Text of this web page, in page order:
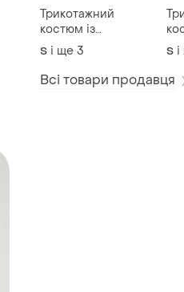
Трикотажний
костюм із
кардиганом, топом
та штанами
S і ще 3
та
S
Всі товари продавця